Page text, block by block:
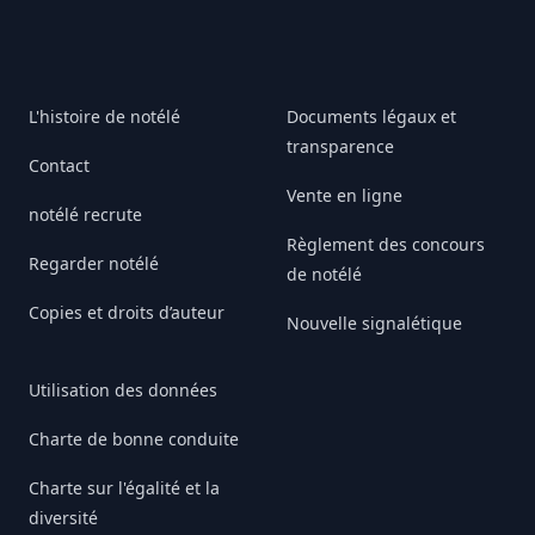
L'histoire de notélé
Contact
notélé recrute
Regarder notélé
Copies et droits d’auteur
Utilisation des données
Charte de bonne conduite
Charte sur l'égalité et la
diversité
Documents légaux et
transparence
Vente en ligne
Règlement des concours
de notélé
Nouvelle signalétique